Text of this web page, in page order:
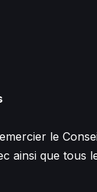
le
ainsi que tous